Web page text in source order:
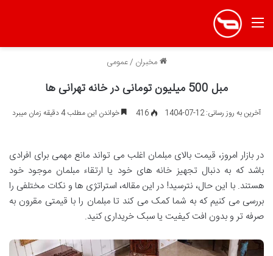
منو
مخبران /عمومی
مبل 500 میلیون تومانی در خانه تهرانی ها
آخرین به روز رسانی: 12-07-1404 416 خواندن این مطلب 4 دقیقه زمان میبرد
در بازار امروز، قیمت بالای مبلمان اغلب می تواند مانع مهمی برای افرادی
باشد که به دنبال تجهیز خانه های خود یا ارتقاء مبلمان موجود خود
هستند. با این حال، نترسید! در این مقاله، استراتژی ها و نکات مختلفی را
بررسی می کنیم که به شما کمک می کند تا مبلمان را با قیمتی مقرون به
صرفه تر و بدون افت کیفیت یا سبک خریداری کنید.